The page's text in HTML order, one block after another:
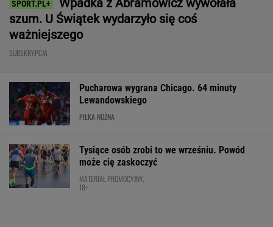
Wpadka z Abramowicz wywołała
szum. U Świątek wydarzyło się coś
ważniejszego
SUBSKRYPCJA
Pucharowa wygrana Chicago. 64 minuty
Lewandowskiego
PIŁKA NOŻNA
Tysiące osób zrobi to we wrześniu. Powód
może cię zaskoczyć
MATERIAŁ PROMOCYJNY,
18+